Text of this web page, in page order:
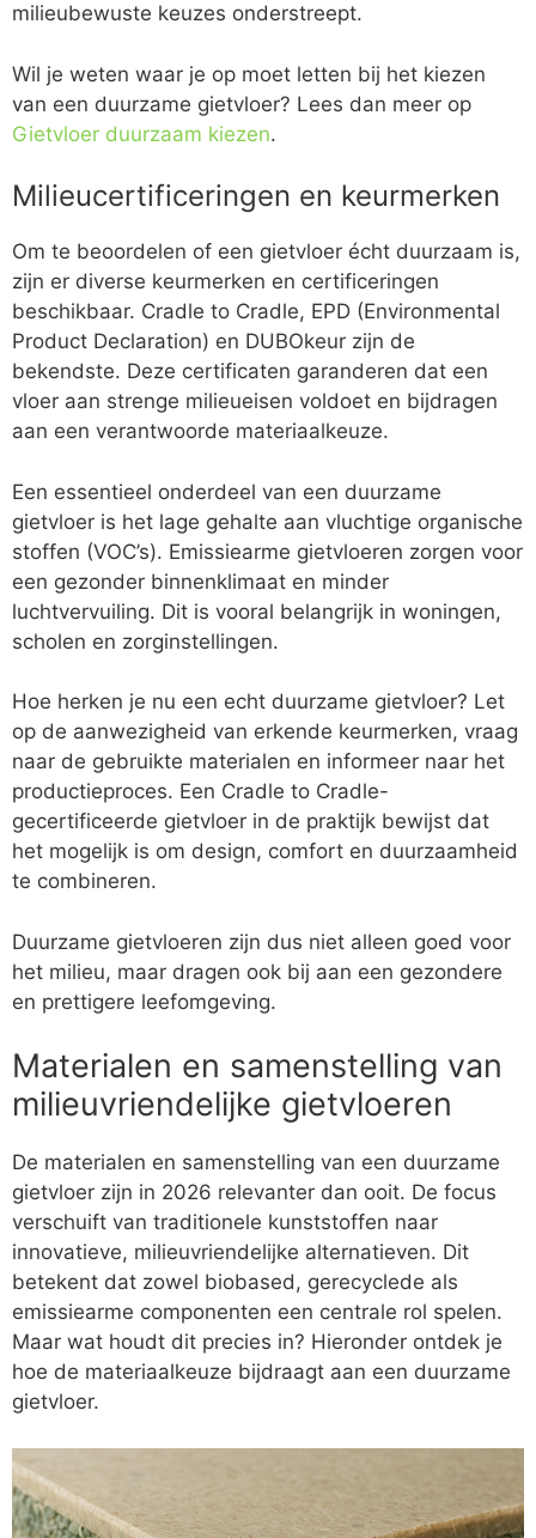
milieubewuste keuzes onderstreept.
Wil je weten waar je op moet letten bij het kiezen
van een duurzame gietvloer? Lees dan meer op
Gietvloer duurzaam kiezen.
Milieucertificeringen en keurmerken
Om te beoordelen of een gietvloer écht duurzaam is,
zijn er diverse keurmerken en certificeringen
beschikbaar. Cradle to Cradle, EPD (Environmental
Product Declaration) en DUBOkeur zijn de
bekendste. Deze certificaten garanderen dat een
vloer aan strenge milieueisen voldoet en bijdragen
aan een verantwoorde materiaalkeuze.
Een essentieel onderdeel van een duurzame
gietvloer is het lage gehalte aan vluchtige organische
stoffen (VOC’s). Emissiearme gietvloeren zorgen voor
een gezonder binnenklimaat en minder
luchtvervuiling. Dit is vooral belangrijk in woningen,
scholen en zorginstellingen.
Hoe herken je nu een echt duurzame gietvloer? Let
op de aanwezigheid van erkende keurmerken, vraag
naar de gebruikte materialen en informeer naar het
productieproces. Een Cradle to Cradle-
gecertificeerde gietvloer in de praktijk bewijst dat
het mogelijk is om design, comfort en duurzaamheid
te combineren.
Duurzame gietvloeren zijn dus niet alleen goed voor
het milieu, maar dragen ook bij aan een gezondere
en prettigere leefomgeving.
Materialen en samenstelling van
milieuvriendelijke gietvloeren
De materialen en samenstelling van een duurzame
gietvloer zijn in 2026 relevanter dan ooit. De focus
verschuift van traditionele kunststoffen naar
innovatieve, milieuvriendelijke alternatieven. Dit
betekent dat zowel biobased, gerecyclede als
emissiearme componenten een centrale rol spelen.
Maar wat houdt dit precies in? Hieronder ontdek je
hoe de materiaalkeuze bijdraagt aan een duurzame
gietvloer.